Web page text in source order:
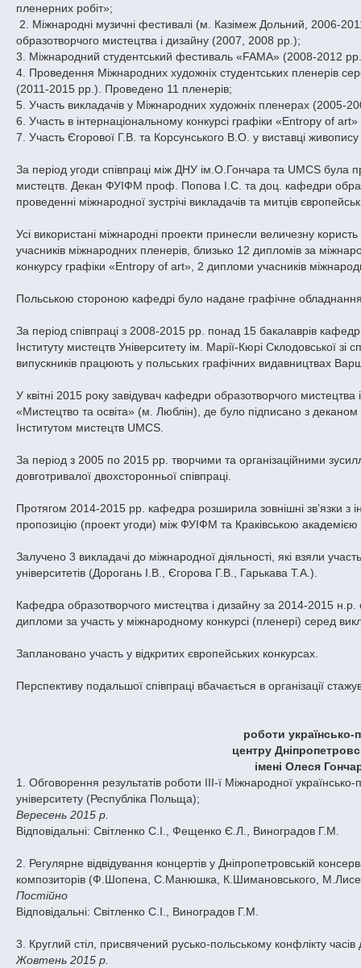
пленерних робіт»;
2. Міжнародні музичні фестивалі (м. Казімеж Дольний, 2006-
образотворчого мистецтва і дизайну (2007, 2008 рр.);
3. Міжнародний студентський фестиваль «FAMA» (2008-2012
4. Проведення Міжнародних художніх студентських пленерів
(2011-2015 рр.). Проведено 11 пленерів;
5. Участь викладачів у Міжнародних художніх пленерах (2005-
6. Участь в інтернаціональному конкурсі графіки «Entropy of
7. Участь Єгорової Г.В. та Корсунського В.О. у виставці
За період угоди співпраці між ДНУ ім.О.Гончара та UMCS
мистецтв. Декан ФУІФМ проф. Попова І.С. та доц. кафедри
проведенні міжнародної зустрічі викладачів та митців
Усі використані міжнародні проекти принесли величезну
учасників міжнародних пленерів, близько 12 дипломів за
конкурсу графіки «Entropy of art», 2 дипломи учасників
Польською стороною кафедрі було надане графічне
За період співпраці з 2008-2015 рр. понад 15 бакалаврів
Інституту мистецтв Університету ім. Марії-Кюрі Склодовської
випускників працюють у польських графічних видавництвах
У квітні 2015 року завідувач кафедри образотворчого
«Мистецтво та освіта» (м. Люблін), де було підписано з
Інститутом мистецтв UMCS.
За період з 2005 по 2015 рр. творчими та організаційними
довготривалої двохсторонньої співпраці.
Протягом 2014-2015 рр. кафедра розширила зовнішні зв’язки з
пропозицію (проект угоди) між ФУІФМ та Краківською
Залучено 3 викладачі до міжнародної діяльності, які взяли
університетів (Дорогань І.В., Єгорова Г.В., Гарькава Т.А.).
Кафедра образотворчого мистецтва і дизайну за 2014-2015 н.р.
дипломи за участь у міжнародному конкурсі (пленері) серед
Заплановано участь у відкритих європейських конкурсах.
Перспективу подальшої співпраці вбачається в організації
роботи українсько-
центру
імені Олеся
1. Обговорення результатів роботи ІІІ-ї Міжнародної
університету (Республіка Польща);
Вересень 2015 р.
Відповідальні: Світленко С.І., Фещенко Є.Л., Виноградов Г.М.
2. Регулярне відвідування концертів у Дніпропетровській
композиторів (Ф.Шопена, С.Манюшка, К.Шимановського,
Постійно
Відповідальні: Світленко С.І., Виноградов Г.М.
3. Круглий стіл, присвячений русько-польському конфлікту
Жовтень 2015 р.